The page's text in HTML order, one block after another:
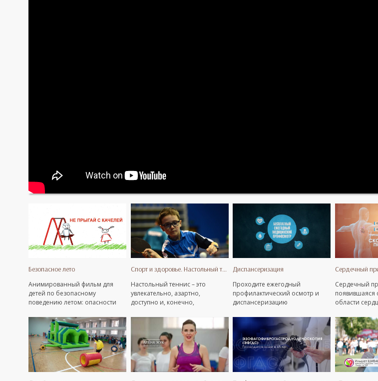
Безопасное лето
Анимированный фильм для
детей по безопасному
поведению летом: опасности
людей.
Спорт и здоровье. Настольный теннис
Настольный теннис – это
увлекательно, азартно,
доступно и, конечно,
здоровья? Узнайте из видео от
специалистов.
Диспансеризация
Проходите ежегодный
профилактический осмотр и
диспансеризацию
Сердечный
Сердечный
появившаяся
области